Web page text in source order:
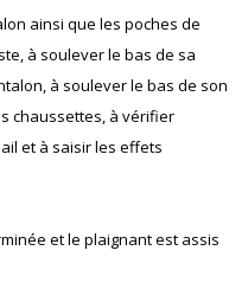
ainsi que les poches de
à soulever le bas de sa
à soulever le bas de son
chaussettes, à vérifier
et à saisir les effets
et le plaignant est assis